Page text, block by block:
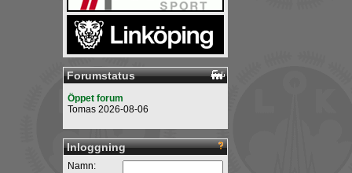
Forumstatus
Öppet forum
Tomas 2026-08-06
Inloggning
Namn: